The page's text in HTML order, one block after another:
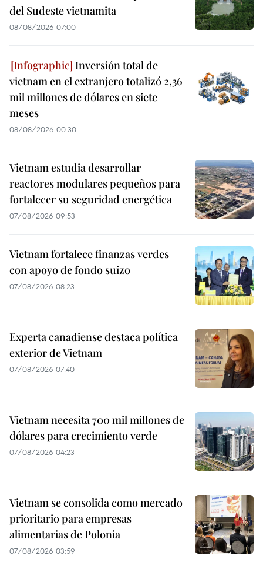
del Sudeste vietnamita
08/08/2026 07:00
Inversión total de
vietnam en el extranjero totalizó 2,36
mil millones de dólares en siete
meses
08/08/2026 00:30
Vietnam estudia desarrollar
reactores modulares pequeños para
fortalecer su seguridad energética
07/08/2026 09:53
Vietnam fortalece finanzas verdes
con apoyo de fondo suizo
07/08/2026 08:23
Experta canadiense destaca política
exterior de Vietnam
07/08/2026 07:40
Vietnam necesita 700 mil millones de
dólares para crecimiento verde
07/08/2026 04:23
Vietnam se consolida como mercado
prioritario para empresas
alimentarias de Polonia
07/08/2026 03:59